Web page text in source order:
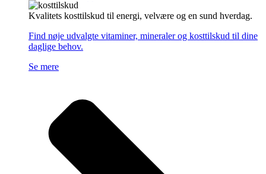
Kvalitets kosttilskud til energi, velvære og en sund hverdag.
Find nøje udvalgte vitaminer, mineraler og kosttilskud til dine
daglige behov.
Se mere